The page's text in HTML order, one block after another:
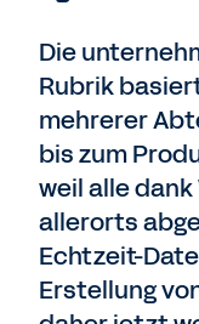
Die
Rubrik
mehrerer
bis zum
weil alle
allerorts
Echtzeit-
Erstellung